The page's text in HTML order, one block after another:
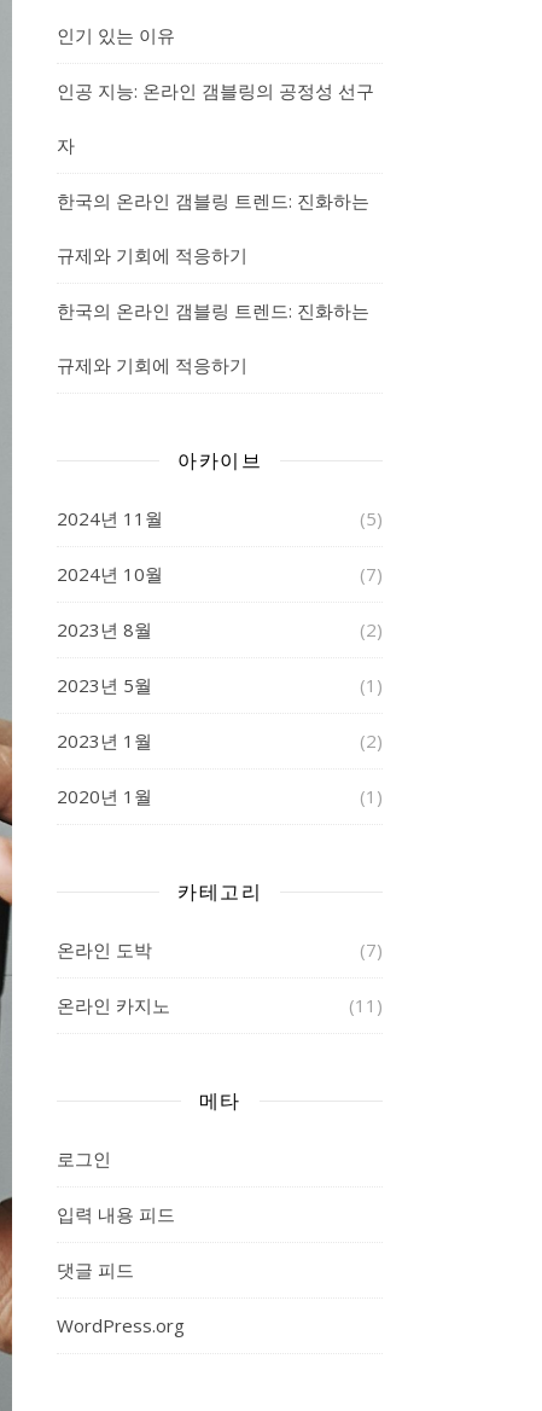
인기 있는 이유
인공 지능: 온라인 갬블링의 공정성 선구
자
한국의 온라인 갬블링 트렌드: 진화하는
규제와 기회에 적응하기
한국의 온라인 갬블링 트렌드: 진화하는
규제와 기회에 적응하기
아카이브
2024년 11월 (5)
2024년 10월 (7)
2023년 8월 (2)
2023년 5월 (1)
2023년 1월 (2)
2020년 1월 (1)
카테고리
온라인 도박 (7)
온라인 카지노 (11)
메타
로그인
입력 내용 피드
댓글 피드
WordPress.org